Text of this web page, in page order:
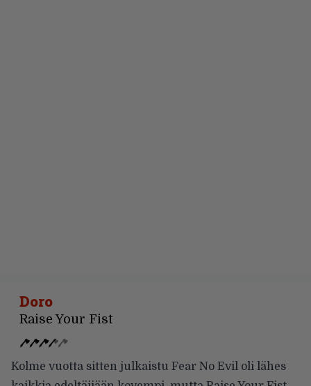
Doro
Raise Your Fist
Kolme vuotta sitten julkaistu Fear No Evil oli lähes